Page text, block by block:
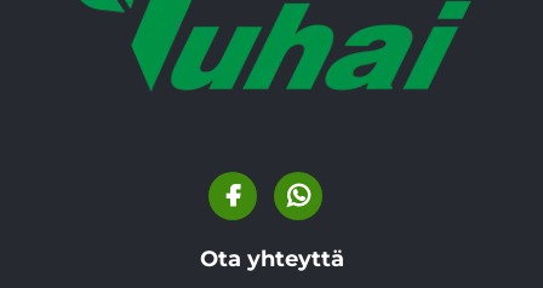
Ota yhteyttä